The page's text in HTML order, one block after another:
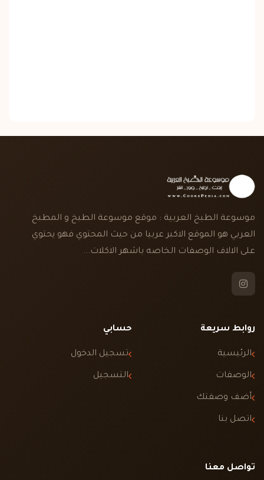
موسوعة الطبخ العربية : موقع موسوعة الطبخ و المطبخ
العربي هو الموقع الاكبر عربيا من حيث المحتوي فهو يحتوي
على الالاف الوصفات الخاصه باشهر الاكلات...
روابط سريعة
الرئيسية
الوصفات
أضف وصفتك
اتصل بنا
حسابي
تسجيل الدخول
التسجيل
تواصل معنا